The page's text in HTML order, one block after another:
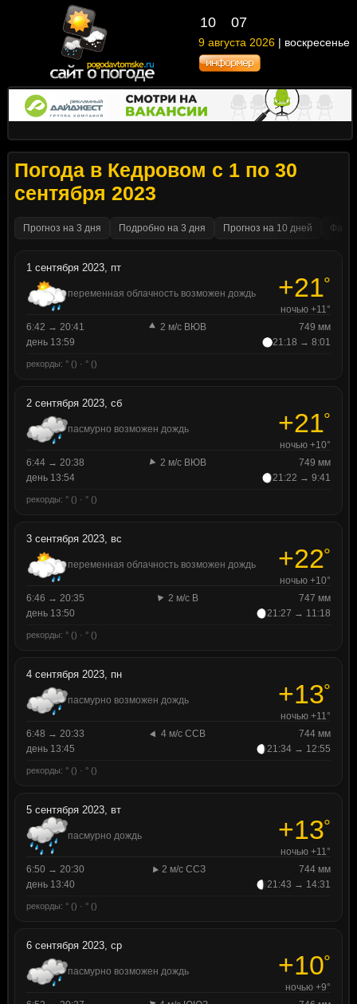
10 07
9 августа 2026 | воскресенье
Погода в Кедровом с 1 по 30
сентября 2023
Прогноз на 3 дня Подробно на 3 дня Прогноз на 10 дней
1 сентября 2023, пт
переменная облачность возможен дождь +21°
ночью +11°
6:42 → 20:41
2 м/с ВЮВ
749 мм
день 13:59
21:18 → 8:01
рекорды: ° () · ° ()
2 сентября 2023, сб
пасмурно возможен дождь +21°
ночью +10°
6:44 → 20:38
2 м/с ВЮВ
749 мм
день 13:54
21:22 → 9:41
рекорды: ° () · ° ()
3 сентября 2023, вс
переменная облачность возможен дождь +22°
ночью +10°
6:46 → 20:35
2 м/с В
747 мм
день 13:50
21:27 → 11:18
рекорды: ° () · ° ()
4 сентября 2023, пн
пасмурно возможен дождь +13°
ночью +11°
6:48 → 20:33
4 м/с ССВ
744 мм
день 13:45
21:34 → 12:55
рекорды: ° () · ° ()
5 сентября 2023, вт
пасмурно дождь +13°
ночью +11°
6:50 → 20:30
2 м/с ССЗ
744 мм
день 13:40
21:43 → 14:31
рекорды: ° () · ° ()
6 сентября 2023, ср
пасмурно возможен дождь +10°
ночью +9°